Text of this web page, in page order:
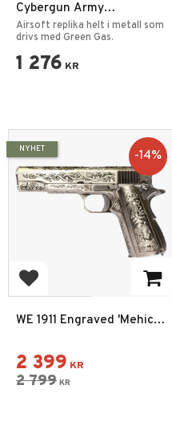
Cybergun Army
Armaments 1911 R30-3B
Blowback 6mm
Airsoft replika helt i metall som
drivs med Green Gas.
1 276 KR
Add to favorites
WE 1911 Engraved 'Mehico
Pistol 6MM
2 399 KR
2 799 KR
14%
NYHET